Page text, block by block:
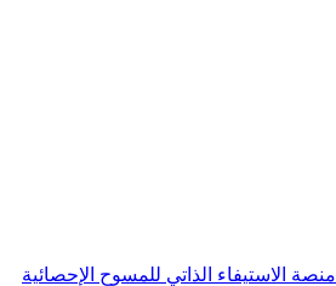
منصة الاستيفاء الذاتي للمسوح الإحصائية